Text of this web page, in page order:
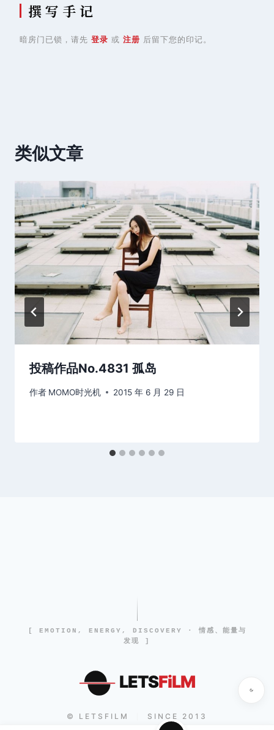
撰 写 手 记
暗房门已锁，请先 登录 或 注册 后留下您的印记。
类似文章
投稿作品No.4831 孤岛
作者 MOMO时光机 2015 年 6 月 29 日
[ EMOTION, ENERGY, DISCOVERY · 情感、能量与
发现 ]
LETSFiLM
© LETSFILM SINCE 2013